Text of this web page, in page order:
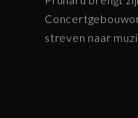
streven naar